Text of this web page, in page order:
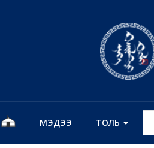
МЭДЭЭ ТОЛЬ